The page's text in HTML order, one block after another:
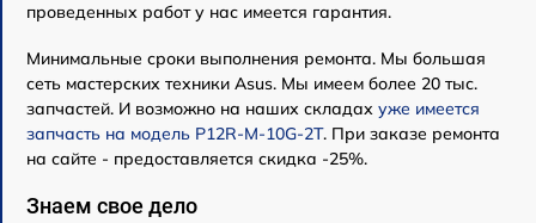
проведенных работ у нас имеется гарантия.
Минимальные сроки выполнения ремонта. Мы большая
сеть мастерских техники Asus. Мы имеем более 20 тыс.
запчастей. И возможно на наших складах уже имеется
запчасть на модель P12R-M-10G-2T. При заказе ремонта
на сайте - предоставляется скидка -25%.
Знаем свое дело